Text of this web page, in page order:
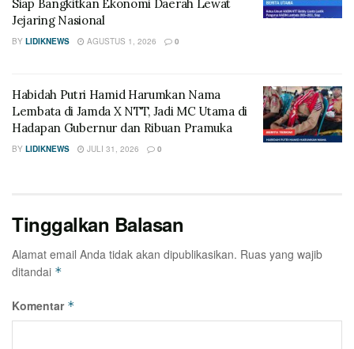
Siap Bangkitkan Ekonomi Daerah Lewat
Jejaring Nasional
BY LIDIKNEWS AGUSTUS 1, 2026 0
Habidah Putri Hamid Harumkan Nama
Lembata di Jamda X NTT, Jadi MC Utama di
Hadapan Gubernur dan Ribuan Pramuka
BY LIDIKNEWS JULI 31, 2026 0
Tinggalkan Balasan
Alamat email Anda tidak akan dipublikasikan. Ruas yang wajib
ditandai *
Komentar *